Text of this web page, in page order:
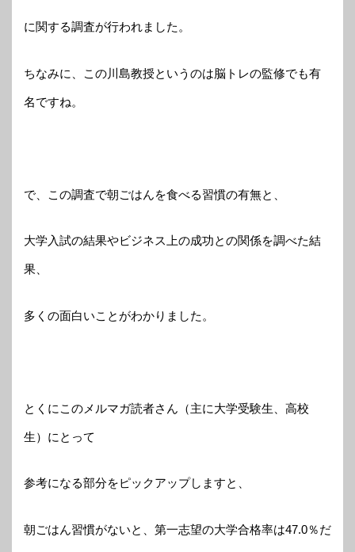
に関する調査が行われました。
ちなみに、この川島教授というのは脳トレの監修でも有
名ですね。
で、この調査で朝ごはんを食べる習慣の有無と、
大学入試の結果やビジネス上の成功との関係を調べた結
果、
多くの面白いことがわかりました。
とくにこのメルマガ読者さん（主に大学受験生、高校
生）にとって
参考になる部分をピックアップしますと、
朝ごはん習慣がないと、第一志望の大学合格率は47.0％だ